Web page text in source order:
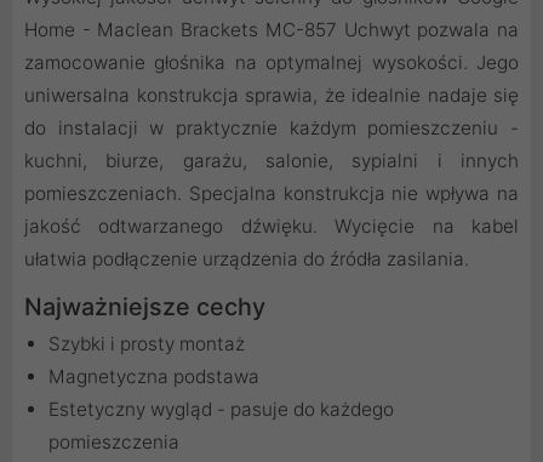
Home - Maclean Brackets MC-857 Uchwyt pozwala na
zamocowanie głośnika na optymalnej wysokości. Jego
uniwersalna konstrukcja sprawia, że idealnie nadaje się
do instalacji w praktycznie każdym pomieszczeniu -
kuchni, biurze, garażu, salonie, sypialni i innych
pomieszczeniach. Specjalna konstrukcja nie wpływa na
jakość odtwarzanego dźwięku. Wycięcie na kabel
ułatwia podłączenie urządzenia do źródła zasilania.
Najważniejsze cechy
Szybki i prosty montaż
Magnetyczna podstawa
Estetyczny wygląd - pasuje do każdego
pomieszczenia